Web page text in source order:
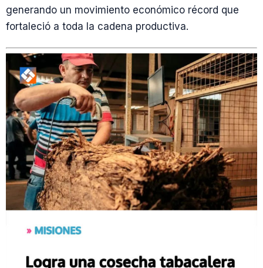
generando un movimiento económico récord que
fortaleció a toda la cadena productiva.